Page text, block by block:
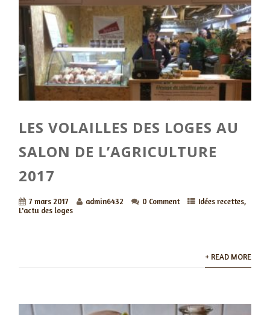
LES VOLAILLES DES LOGES AU
SALON DE L’AGRICULTURE
2017
7 mars 2017 admin6432 0 Comment Idées recettes,
L'actu des loges
+ READ MORE